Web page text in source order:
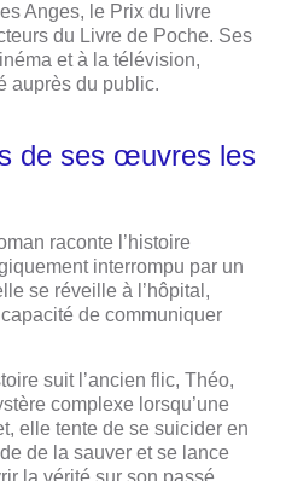
Anges, le Prix du livre
du Livre de Poche. Ses
et à la télévision,
auprès du public.
de ses œuvres les
raconte l’histoire
interrompu par un
se réveille à l’hôpital,
de communiquer
suit l’ancien flic, Théo,
complexe lorsqu’une
elle tente de se suicider en
de la sauver et se lance